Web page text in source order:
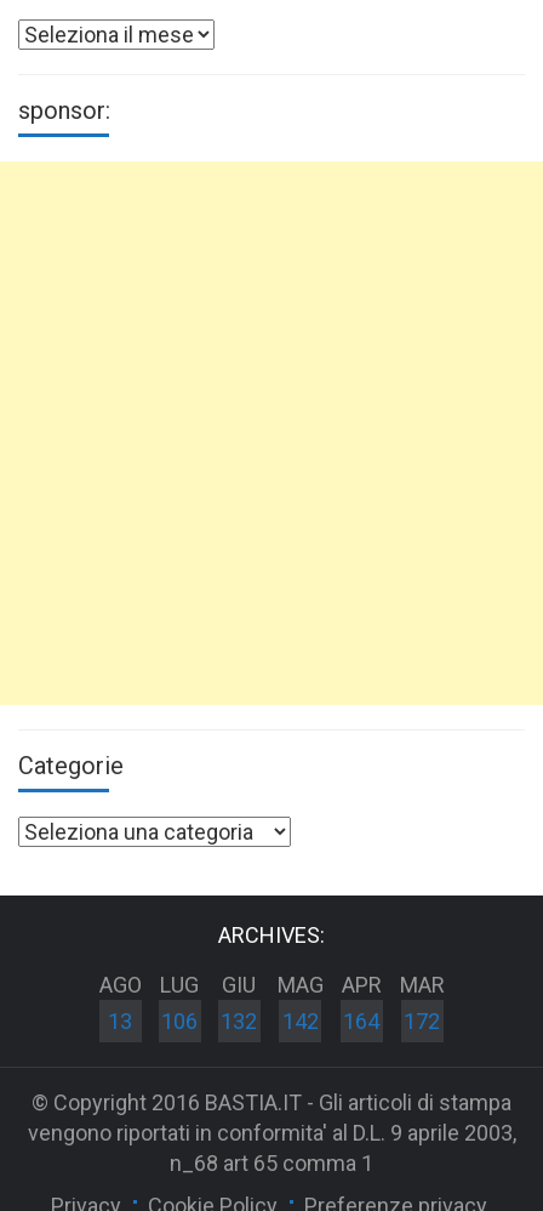
Archivi
sponsor:
Categorie
Categorie
ARCHIVES:
AGO
13
LUG
106
GIU
132
MAG
142
APR
164
MAR
172
© Copyright 2016 BASTIA.IT - Gli articoli di stampa
vengono riportati in conformita' al D.L. 9 aprile 2003,
n_68 art 65 comma 1
Privacy
Cookie Policy Preferenze privacy